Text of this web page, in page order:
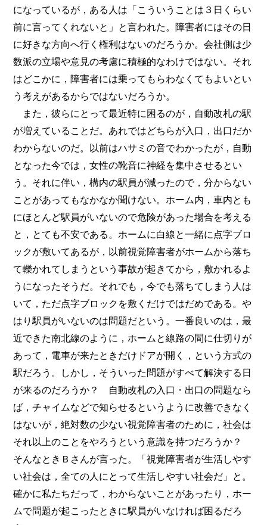
になっているが，ある人は「こういうことは３日くらい
前に言ってくれないと」と言われた。障害者にはその日
に好きな方向へ行く権利はないのだろうか。会社側は少
数派の立場や意見の考慮に積極的なわけではない。それ
はどこかに，障害者には乗ってもらわなくてもよいとい
う考えがあるからではないだろうか。
また，彼らにとって最近特に困るのが，自動改札の駅
が増えていることだ。あれではどちらが入口，出口だか
わからないのだ。以前はハサミの音でわかったが，自動
となった今では，女性の靴音に神経を集中させるとい
う。それに伴い，構内の駅員が減ったので，分からない
ことがあってもなかなか聞けない。ホーム内，車内とも
にほとんど駅員がいないので危険があった場合を考える
と，とても不安である。ホームに白線と一緒に点字ブロ
ックが敷いてあるが，以前視覚障害者がホームから落ち
て轢かれてしまうという事故が起きてから，敷かれるよ
うになったそうだ。それでも，今でも落ちてしまう人は
いて，ただ点字ブロックを敷くだけではだめである。や
はり駅員がいないのは問題だという。一番良いのは，最
近できた南北線のように，ホームと線路の間に仕切りが
あって，電車が来たときだけドアが開く，という方式の
駅だろう。しかし，そういった問題がすべて解決する日
が来るのだろうか？ 自動改札の入口・出口の問題なら
ば，チャイムなどで知らせるというように改善できなく
はないが，絶対数の少ない視覚障害者のために，社会は
それ以上のことをやろうという意識を持つだろうか？
そんなときＢさんが言った。「視覚障害者が生活しやす
い社会は，全ての人にとって生活しやすい社会だ」と。
確かに私たちだって，わからないことがあったり，ホー
ムで問題が起こったときに駅員がいなければ困るだろ